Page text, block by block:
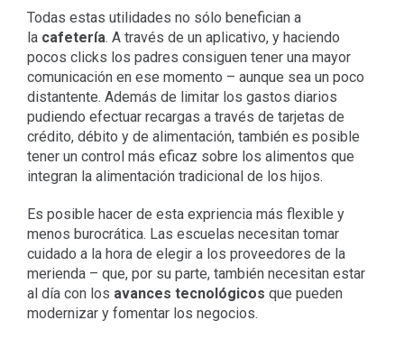
Todas estas utilidades no sólo benefician a
la cafetería. A través de un aplicativo, y haciendo
pocos clicks los padres consiguen tener una mayor
comunicación en ese momento – aunque sea un poco
distantente. Además de limitar los gastos diarios
pudiendo efectuar recargas a través de tarjetas de
crédito, débito y de alimentación, también es posible
tener un control más eficaz sobre los alimentos que
integran la alimentación tradicional de los hijos.
Es posible hacer de esta expriencia más flexible y
menos burocrática. Las escuelas necesitan tomar
cuidado a la hora de elegir a los proveedores de la
merienda – que, por su parte, también necesitan estar
al día con los avances tecnológicos que pueden
modernizar y fomentar los negocios.